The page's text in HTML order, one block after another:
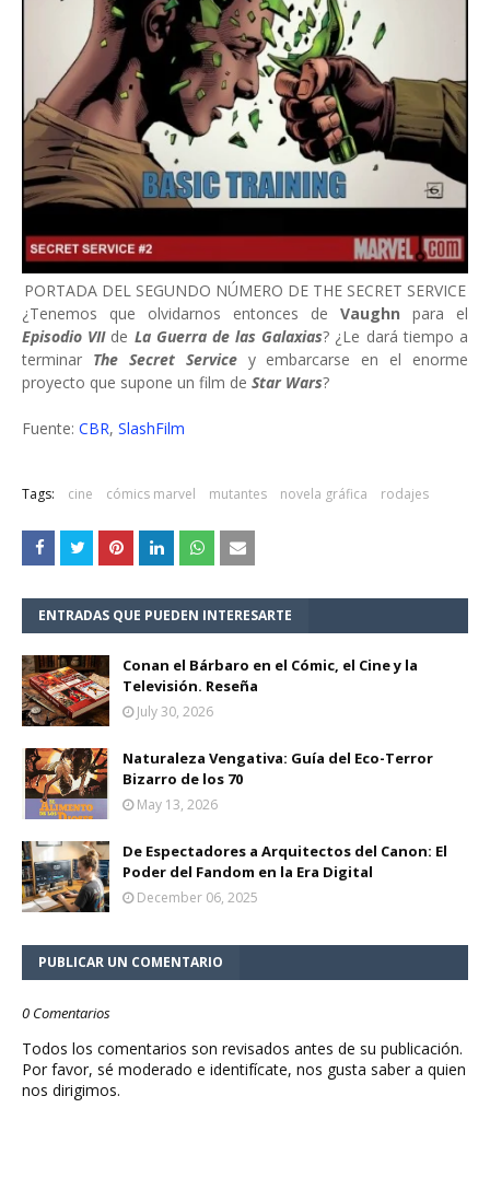
PORTADA DEL SEGUNDO NÚMERO DE THE SECRET SERVICE
¿Tenemos que olvidarnos entonces de Vaughn para el
Episodio VIIde La Guerra de las Galaxias? ¿Le dará tiempo a
terminar The Secret Servicey embarcarse en el enorme
proyecto que supone un film de Star Wars?
Fuente: CBR, SlashFilm
Tags: cine cómics marvel mutantes novela gráfica rodajes
ENTRADAS QUE PUEDEN INTERESARTE
Conan el Bárbaro en el Cómic, el Cine y la
Televisión. Reseña
July 30, 2026
Naturaleza Vengativa: Guía del Eco-Terror
Bizarro de los 70
May 13, 2026
De Espectadores a Arquitectos del Canon: El
Poder del Fandom en la Era Digital
December 06, 2025
PUBLICAR UN COMENTARIO
0 Comentarios
Todos los comentarios son revisados antes de su publicación.
Por favor, sé moderado e identifícate, nos gusta saber a quien
nos dirigimos.